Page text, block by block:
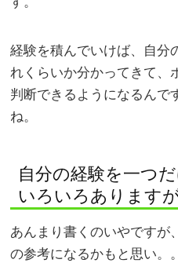
経験を積んでいけば、自分
れくらいか分かってきて、
判断できるようになるんで
ね。
自分の経験を一つ
いろいろありますが
あんまり書くのいやですが
の参考になるかもと思い。